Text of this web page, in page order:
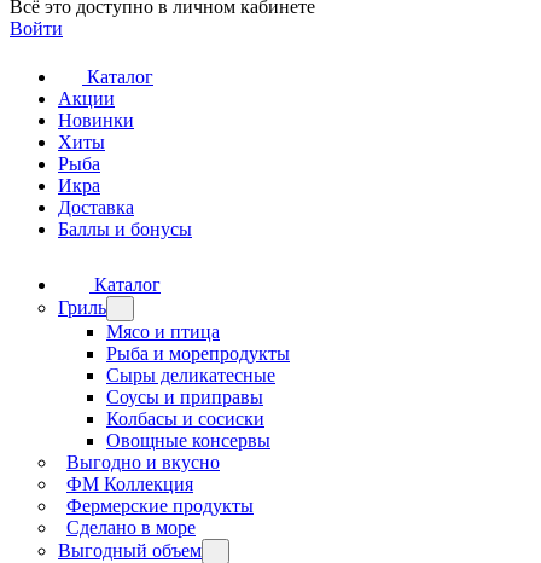
Всё это доступно в личном кабинете
Войти
Каталог
Акции
Новинки
Хиты
Рыба
Икра
Доставка
Баллы и бонусы
Каталог
Гриль
Мясо и птица
Рыба и морепродукты
Сыры деликатесные
Соусы и приправы
Колбасы и сосиски
Овощные консервы
Выгодно и вкусно
ФМ Коллекция
Фермерские продукты
Сделано в море
Выгодный объем